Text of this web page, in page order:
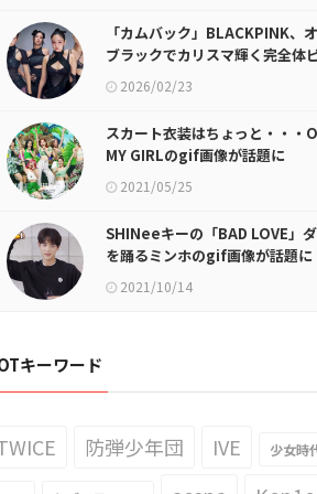
「カムバック」BLACKPINK、
ブラックでカリスマ輝く完全体
アル2026/02/23
スカート衣装はちょっと・・・
MY GIRLのgif画像が話題に
2021/05/25
SHINeeキーの「BAD LOVE」
を踊るミンホのgif画像が話題に
2021/10/14
キーワード
防弾少年団 IVE 少女時